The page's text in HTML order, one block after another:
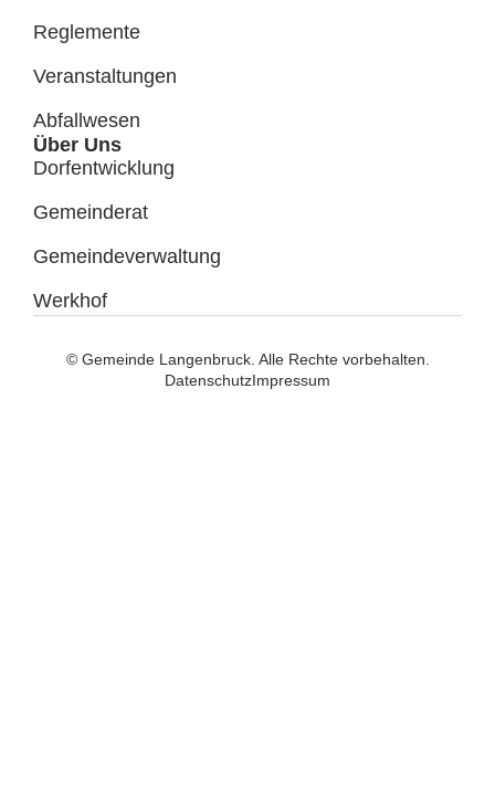
Reglemente
Veranstaltungen
Abfallwesen
Über Uns
Dorfentwicklung
Gemeinderat
Gemeindeverwaltung
Werkhof
© Gemeinde Langenbruck. Alle Rechte vorbehalten.
DatenschutzImpressum